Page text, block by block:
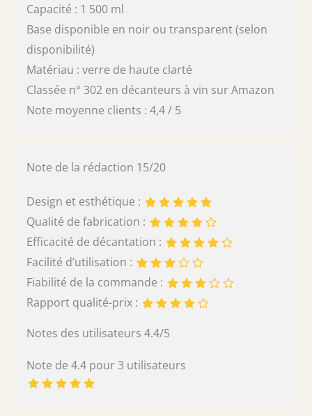
Capacité : 1 500 ml
Base disponible en noir ou transparent (selon
disponibilité)
Matériau : verre de haute clarté
Classée n° 302 en décanteurs à vin sur Amazon
Note moyenne clients : 4,4 / 5
Note de la rédaction 15/20
Design et esthétique :
Qualité de fabrication :
Efficacité de décantation :
Facilité d’utilisation :
Fiabilité de la commande :
Rapport qualité-prix :
Notes des utilisateurs 4.4/5
Note de 4.4 pour 3 utilisateurs